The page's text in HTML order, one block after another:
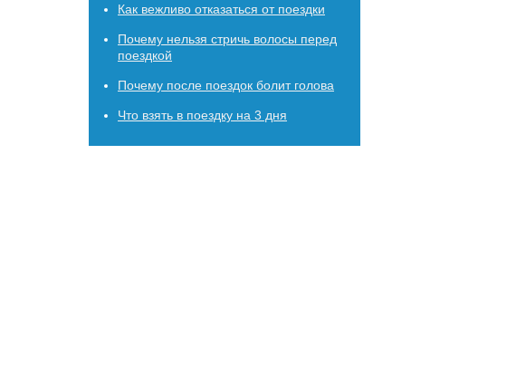
Как вежливо отказаться от поездки
Почему нельзя стричь волосы перед
поездкой
Почему после поездок болит голова
Что взять в поездку на 3 дня